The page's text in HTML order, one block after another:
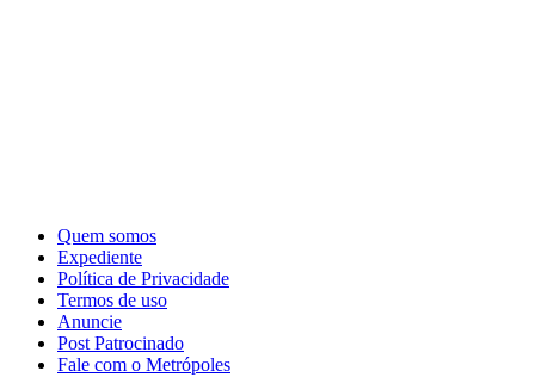
Quem somos
Expediente
Política de Privacidade
Termos de uso
Anuncie
Post Patrocinado
Fale com o Metrópoles